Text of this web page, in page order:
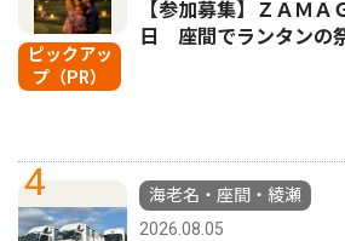
ピックアッ
プ（PR）
【参加募集】ＺＡＭ
日 座間でランタンの
4
海老名・座間・綾瀬
2026.08.05